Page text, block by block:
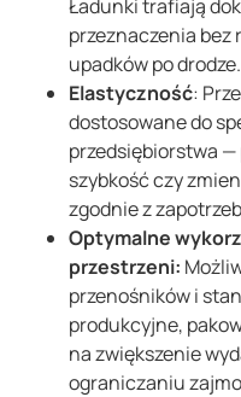
Ładunki trafiają
przeznaczenia bez
upadków po drodze.
Elastyczność:
dostosowane do
przedsiębiorstwa
szybkość czy
zgodnie z
Optymalne
przestrzeni:
przenośników i
produkcyjne,
na zwiększenie
ograniczaniu